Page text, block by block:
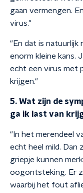
gaan vermengen.
virus."
"En dat is natuurlijk
enorm kleine kans.
echt een virus met
krijgen."
5. Wat zijn de
ga ik last van
"In het merendeel
echt heel mild. Dan
griepje kunnen
oogontsteking. Er
waarbij het fout